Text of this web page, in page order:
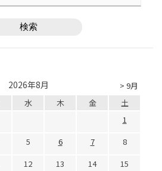
> 9月
2026年8月
水 木 金
土
1
5 6 7
8
12 13 14
15